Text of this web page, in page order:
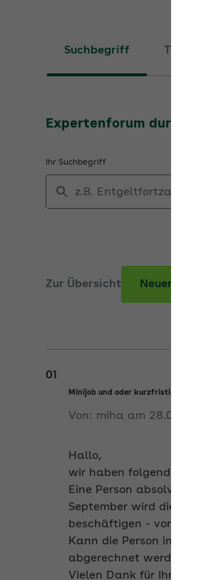
Suchbegriff Thema
Expertenforum
Ihr Suchbegriff
Zur Übersicht Neuer
01
Minijob und oder kurzfristige
Von: miha am
Hallo,
wir haben folgenden
Eine Person absolviert
September wird die
beschäftigen -
Kann die Person in
abgerechnet werden?
Vielen Dank für Ihre